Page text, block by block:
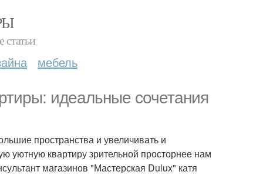
статьи
мебель
идеальные сочетания
пространства и увеличивать и
уютную квартиру зрительной просторнее нам
магазинов "Мастерская Dulux" катя